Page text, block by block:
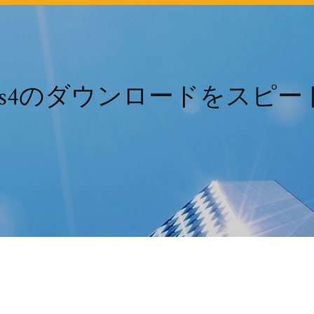
のダウンロードをスピー